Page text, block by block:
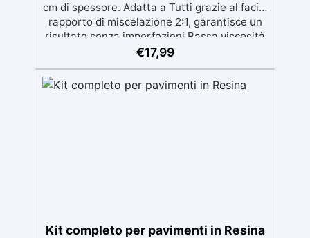
cm di spessore. Adatta a Tutti grazie al facile
rapporto di miscelazione 2:1, garantisce un
risultato senza imperfezioni Bassa viscosità
per colate senza bolle, compatibile con
materiali. Certificata post-catalisi atossica e
sicura per il contatto con la pelle, Bpa Free e
€17,99
Kit completo per pavimenti in Resina